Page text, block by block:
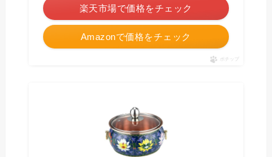
Amazonで価格をチェック
楽天市場で価格をチェック
ポチップ